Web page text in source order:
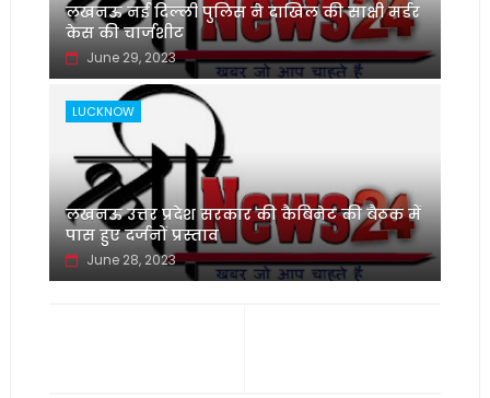
लखनऊ नई दिल्ली पुलिस ने दाखिल की साक्षी मर्डर
केस की चार्जशीट
June 29, 2023
LUCKNOW
लखनऊ उत्तर प्रदेश सरकार की कैबिनेट की बैठक में
पास हुए दर्जनों प्रस्ताव
June 28, 2023